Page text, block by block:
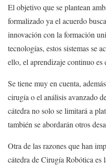
El objetivo que se plantean
formalizado ya el acuerdo
innovación con la formación
tecnologías, estos sistemas se
ello, el aprendizaje continuo es
Se tiene muy en cuenta,
cirugía o el análisis avanzado
cátedra no solo se limitará a
también se abordarán otros
Otra de las razones que han
cátedra de Cirugía Robótica es